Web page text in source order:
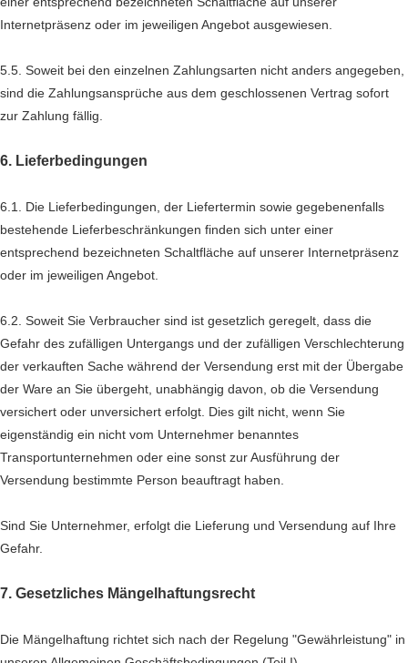
Internetpräsenz oder im jeweiligen Angebot ausgewiesen.
5.5. Soweit bei den einzelnen Zahlungsarten nicht anders angegeben,
sind die Zahlungsansprüche aus dem geschlossenen Vertrag sofort
zur Zahlung fällig.
6. Lieferbedingungen
6.1. Die Lieferbedingungen, der Liefertermin sowie gegebenenfalls
bestehende Lieferbeschränkungen finden sich unter einer
entsprechend bezeichneten Schaltfläche auf unserer Internetpräsenz
oder im jeweiligen Angebot.
6.2. Soweit Sie Verbraucher sind ist gesetzlich geregelt, dass die
Gefahr des zufälligen Untergangs und der zufälligen Verschlechterung
der verkauften Sache während der Versendung erst mit der Übergabe
der Ware an Sie übergeht, unabhängig davon, ob die Versendung
versichert oder unversichert erfolgt. Dies gilt nicht, wenn Sie
eigenständig ein nicht vom Unternehmer benanntes
Transportunternehmen oder eine sonst zur Ausführung der
Versendung bestimmte Person beauftragt haben.
Sind Sie Unternehmer, erfolgt die Lieferung und Versendung auf Ihre
Gefahr.
7. Gesetzliches Mängelhaftungsrecht
Die Mängelhaftung richtet sich nach der Regelung "Gewährleistung" in